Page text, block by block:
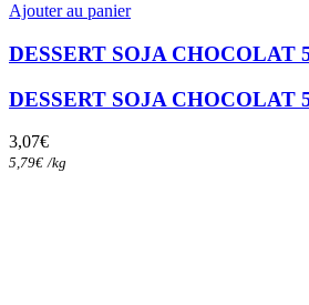
Ajouter au panier
DESSERT SOJA CHOCOLAT
DESSERT SOJA CHOCOLAT
3,07€
5,79€ /kg